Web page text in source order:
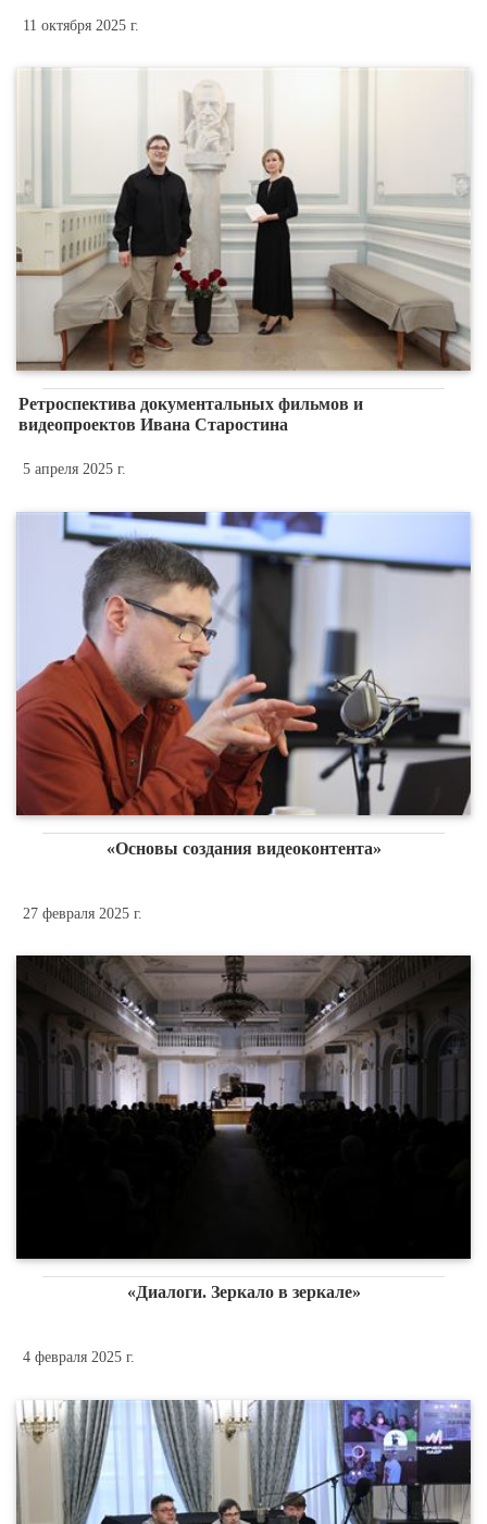
11 октября 2025 г.
Ретроспектива документальных фильмов и
видеопроектов Ивана Старостина
5 апреля 2025 г.
«Основы создания видеоконтента»
27 февраля 2025 г.
«Диалоги. Зеркало в зеркале»
4 февраля 2025 г.